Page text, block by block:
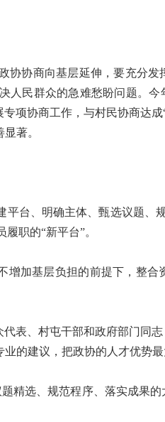
协商向基层延伸，要充分发
民群众的急难愁盼问题。
项协商工作，与村民协商达
著。
、明确主体、甄选议题、
职的“新平台”。
加基层负担的前提下，整合
、村屯干部和政府部门同志
的建议，把政协的人才优势最
选、规范程序、落实成果